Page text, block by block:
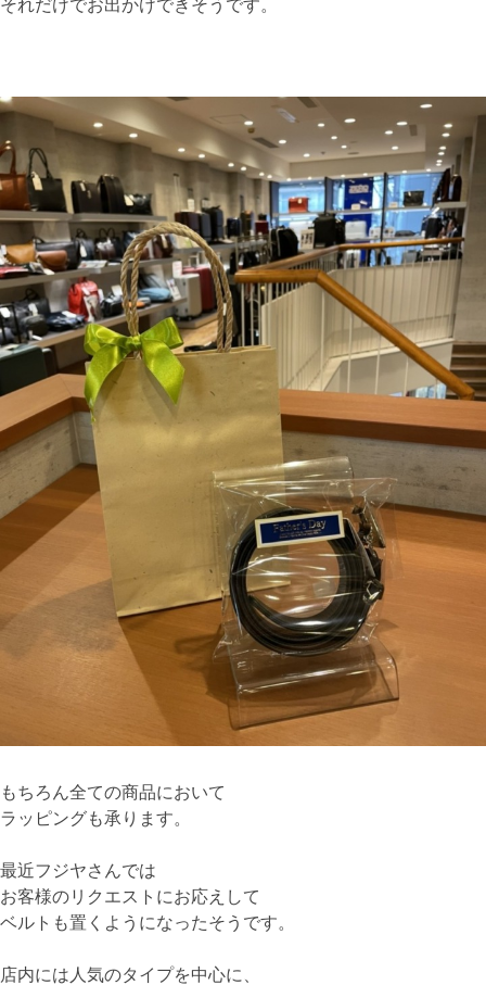
それだけでお出かけできそうです。
もちろん全ての商品において
ラッピングも承ります。
最近フジヤさんでは
お客様のリクエストにお応えして
ベルトも置くようになったそうです。
店内には人気のタイプを中心に、